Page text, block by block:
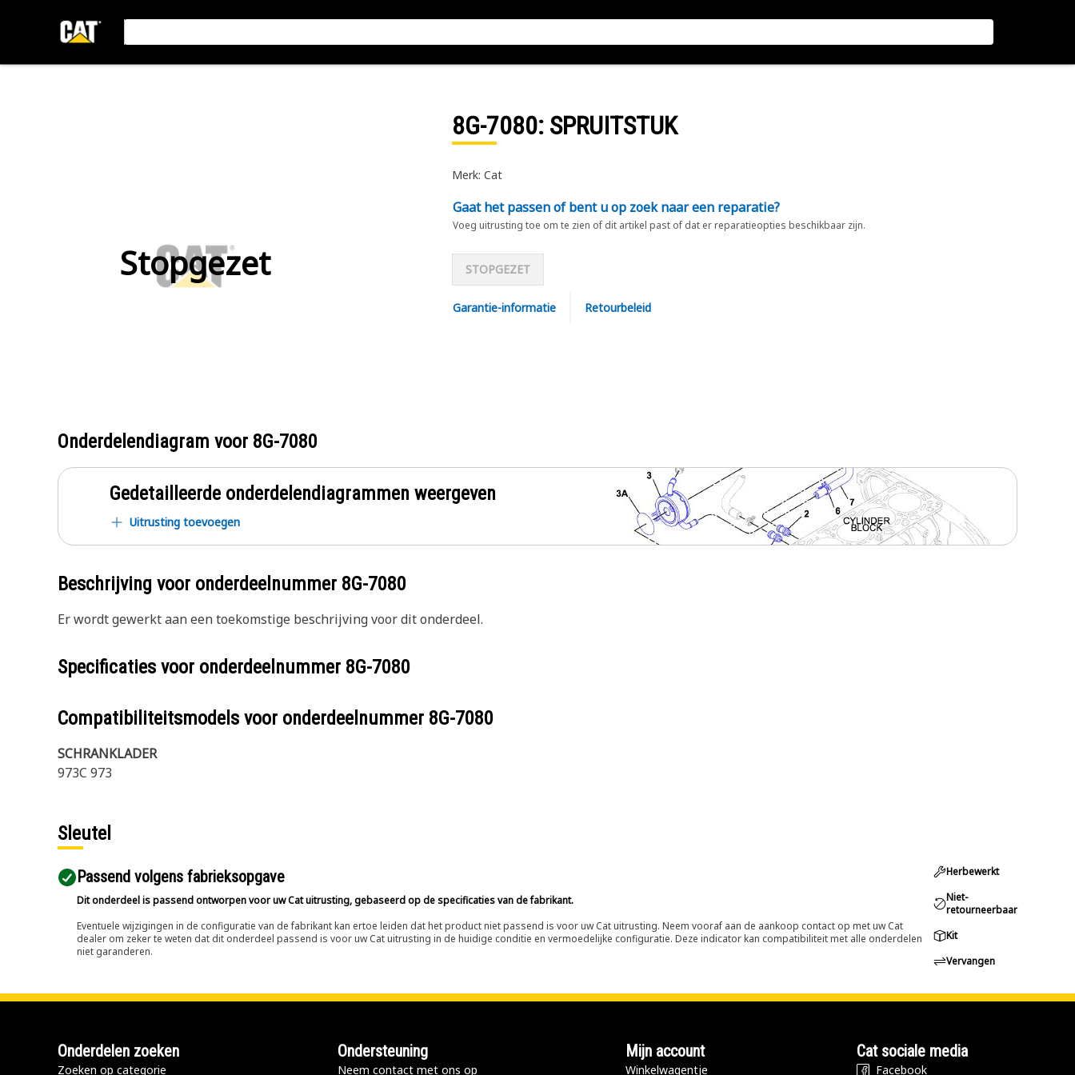
Stopgezet
8G-7080: SPRUITSTUK
Merk: Cat
Gaat het passen of bent u op zoek naar een reparatie?
Voeg uitrusting toe om te zien of dit artikel past of dat er reparatieopties beschikbaar zijn.
STOPGEZET
Garantie-informatie Retourbeleid
Onderdelendiagram voor 8G-7080
Gedetailleerde onderdelendiagrammen weergeven
Uitrusting toevoegen
Beschrijving voor onderdeelnummer 8G-7080
Er wordt gewerkt aan een toekomstige beschrijving voor dit onderdeel.
Specificaties voor onderdeelnummer 8G-7080
Compatibiliteitsmodels voor onderdeelnummer 8G-7080
SCHRANKLADER
973C 973
Sleutel
Passend volgens fabrieksopgave
Dit onderdeel is passend ontworpen voor uw Cat uitrusting, gebaseerd op de specificaties van de fabrikant.
Eventuele wijzigingen in de configuratie van de fabrikant kan ertoe leiden dat het product niet passend is voor uw Cat uitrusting. Neem vooraf aan de aankoop contact op met uw Cat
dealer om zeker te weten dat dit onderdeel passend is voor uw Cat uitrusting in de huidige conditie en vermoedelijke configuratie. Deze indicator kan compatibiliteit met alle onderdelen
niet garanderen.
Herbewerkt
Niet-
retourneerbaar
Kit
Vervangen
Onderdelen zoeken
Zoeken op categorie
Ondersteuning
Neem contact met ons op
Mijn account
Winkelwagentje
Cat sociale media
Facebook